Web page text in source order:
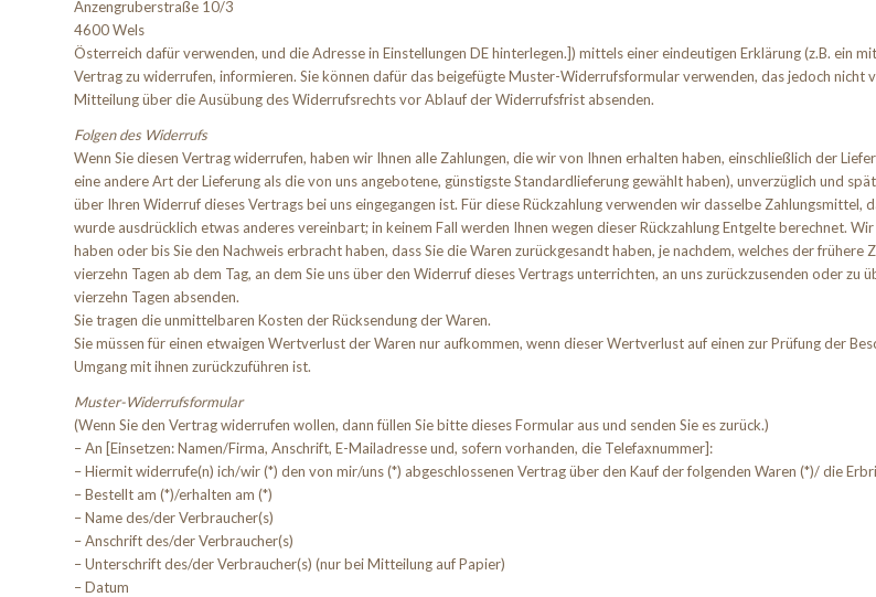
Anzengruberstraße 10/3
4600 Wels
Österreich dafür verwenden, und die Adresse in Einstellungen DE hinterlegen.]) mittels einer eindeutigen Erklärung (z.B. ein
Vertrag zu widerrufen, informieren. Sie können dafür das beigefügte Muster-Widerrufsformular verwenden, das jedoch nicht
Mitteilung über die Ausübung des Widerrufsrechts vor Ablauf der Widerrufsfrist absenden.
Folgen des Widerrufs
Wenn Sie diesen Vertrag widerrufen, haben wir Ihnen alle Zahlungen, die wir von Ihnen erhalten haben, einschließlich der
eine andere Art der Lieferung als die von uns angebotene, günstigste Standardlieferung gewählt haben), unverzüglich und
über Ihren Widerruf dieses Vertrags bei uns eingegangen ist. Für diese Rückzahlung verwenden wir dasselbe
wurde ausdrücklich etwas anderes vereinbart; in keinem Fall werden Ihnen wegen dieser Rückzahlung Entgelte berechnet.
haben oder bis Sie den Nachweis erbracht haben, dass Sie die Waren zurückgesandt haben, je nachdem, welches der
vierzehn Tagen ab dem Tag, an dem Sie uns über den Widerruf dieses Vertrags unterrichten, an uns zurückzusenden oder
vierzehn Tagen absenden.
Sie tragen die unmittelbaren Kosten der Rücksendung der Waren.
Sie müssen für einen etwaigen Wertverlust der Waren nur aufkommen, wenn dieser Wertverlust auf einen zur Prüfung der
Umgang mit ihnen zurückzuführen ist.
Muster-Widerrufsformular
(Wenn Sie den Vertrag widerrufen wollen, dann füllen Sie bitte dieses Formular aus und senden Sie es zurück.)
– An [Einsetzen: Namen/Firma, Anschrift, E-Mailadresse und, sofern vorhanden, die Telefaxnummer]:
– Hiermit widerrufe(n) ich/wir (*) den von mir/uns (*) abgeschlossenen Vertrag über den Kauf der folgenden Waren (*)/ die
– Bestellt am (*)/erhalten am (*)
– Name des/der Verbraucher(s)
– Anschrift des/der Verbraucher(s)
– Unterschrift des/der Verbraucher(s) (nur bei Mitteilung auf Papier)
– Datum